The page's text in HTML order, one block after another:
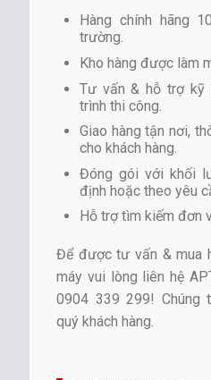
Hàng chính hãng
trường.
Kho hàng được làm
Tư vấn & hỗ trợ kỹ
trình thi công.
Giao hàng tận nơi,
cho khách hàng.
Đóng gói với khối
định hoặc theo yêu
Hỗ trợ tìm kiếm đơn
Để được tư vấn & mua
máy vui lòng liên hệ
0904 339 299! Chúng
quý khách hàng.